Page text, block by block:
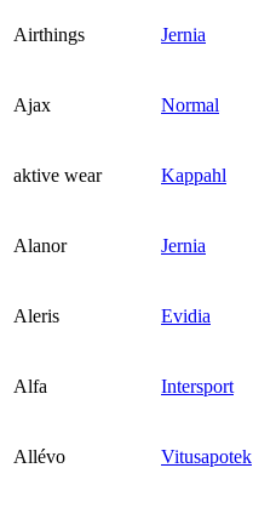
Airthings Jernia
Ajax Normal
aktive wear Kappahl
Alanor Jernia
Aleris Evidia
Alfa Intersport
Allévo Vitusapotek